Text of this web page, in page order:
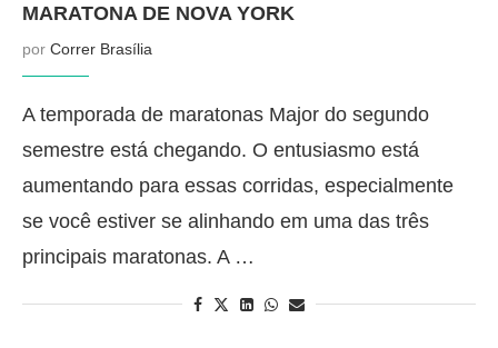
MARATONA DE NOVA YORK
por Correr Brasília
A temporada de maratonas Major do segundo
semestre está chegando. O entusiasmo está
aumentando para essas corridas, especialmente
se você estiver se alinhando em uma das três
principais maratonas. A …